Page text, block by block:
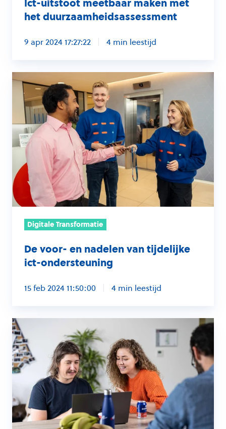
Ict-uitstoot meetbaar maken met
het duurzaamheidsassessment
9 apr 2024 17:27:22 4 min leestijd
De
voor-
nadelen
van
tijdelijke
ict-
ondersteuning
Digitale Transformatie
De voor- en nadelen van tijdelijke
ict-ondersteuning
15 feb 2024 11:50:00 4 min leestijd
De
6
belangrijkste
ict-
trends
van
2024